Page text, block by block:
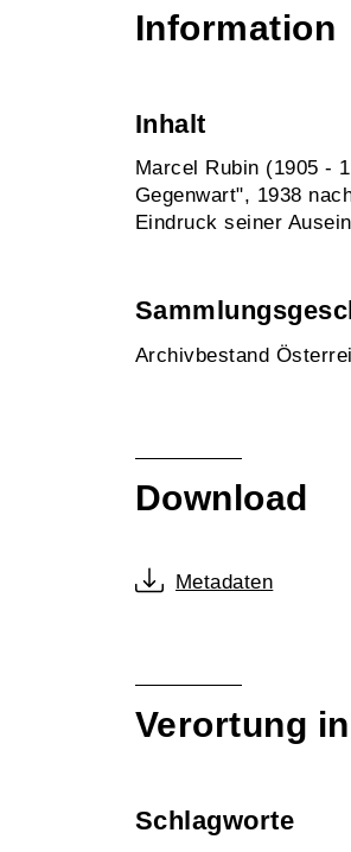
Information
Inhalt
Marcel Rubin (1905 -
Gegenwart", 1938
Eindruck seiner
Archivbestand
Download
Metadaten
Verortung
Schlagworte